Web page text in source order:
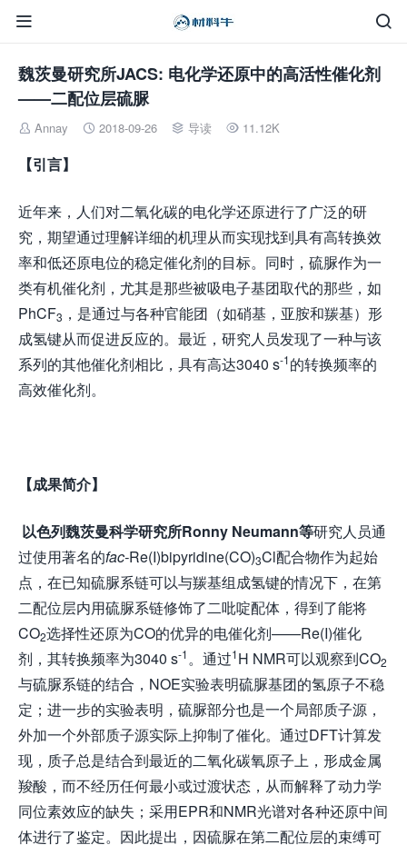


魏茨曼研究所JACS: 电化学还原中的高活性催化剂
——二配位层硫脲
 Annay  2018-09-26  导读  11.12K
【引言】
近年来，人们对二氧化碳的电化学还原进行了广泛的研
究，期望通过理解详细的机理从而实现找到具有高转换效
率和低还原电位的稳定催化剂的目标。同时，硫脲作为一
类有机催化剂，尤其是那些被吸电子基团取代的那些，如
PhCF3 ，是通过与各种官能团（如硝基，亚胺和羰基）形
成氢键从而促进反应的。最近，研究人员发现了一种与该
系列的其他催化剂相比，具有高达3040 s-1的转换频率的
高效催化剂。
【成果简介】
以色列魏茨曼科学研究所Ronny Neumann等研究人员通
过使用著名的fac-Re(I)bipyridine(CO)3Cl配合物作为起始
点，在已知硫脲系链可以与羰基组成氢键的情况下，在第
二配位层内用硫脲系链修饰了二吡啶配体，得到了能将
CO2选择性还原为CO的优异的电催化剂——Re(I)催化
剂，其转换频率为3040 s-1。通过1H NMR可以观察到CO2
与硫脲系链的结合，NOE实验表明硫脲基团的氢原子不稳
定；进一步的实验表明，硫脲部分也是一个局部质子源，
外加一个外部质子源实际上抑制了催化。通过DFT计算发
现，质子总是结合到最近的二氧化碳氧原子上，形成金属
羧酸，而不经历任何最小或过渡状态，从而解释了动力学
同位素效应的缺失；采用EPR和NMR光谱对各种还原中间
体进行了鉴定。因此提出，因硫脲在第二配位层的束缚可